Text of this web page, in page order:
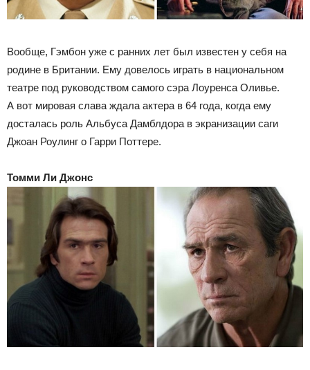
Вообще, Гэмбон уже с ранних лет был известен у себя на
родине в Британии. Ему довелось играть в национальном
театре под руководством самого сэра Лоуренса Оливье.
А вот мировая слава ждала актера в 64 года, когда ему
досталась роль Альбуса Дамблдора в экранизации саги
Джоан Роулинг о Гарри Поттере.
Томми Ли Джонс